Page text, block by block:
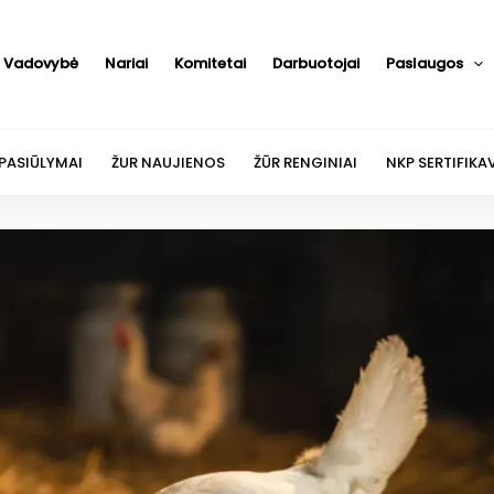
Vadovybė Nariai Komitetai Darbuotojai Paslaugos
ŽUR NAUJIENOS ŽŪR RENGINIAI NKP